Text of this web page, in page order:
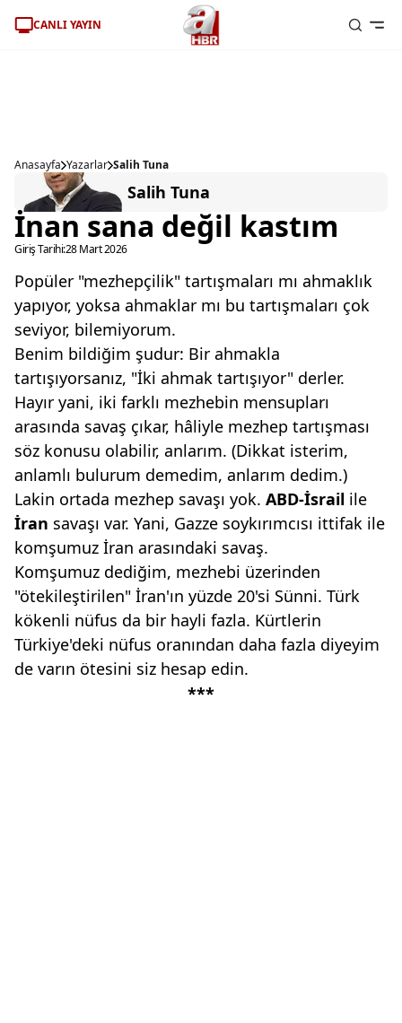
CANLI YAYIN
Anasayfa Yazarlar Salih Tuna
Salih Tuna
İnan sana değil kastım
Giriş Tarihi:28 Mart 2026
Popüler "mezhepçilik" tartışmaları mı ahmaklık
yapıyor, yoksa ahmaklar mı bu tartışmaları çok
seviyor, bilemiyorum.
Benim bildiğim şudur: Bir ahmakla
tartışıyorsanız, "İki ahmak tartışıyor" derler.
Hayır yani, iki farklı mezhebin mensupları
arasında savaş çıkar, hâliyle mezhep tartışması
söz konusu olabilir, anlarım. (Dikkat isterim,
anlamlı bulurum demedim, anlarım dedim.)
Lakin ortada mezhep savaşı yok. ABD-İsrail ile
İran savaşı var. Yani, Gazze soykırımcısı ittifak ile
komşumuz İran arasındaki savaş.
Komşumuz dediğim, mezhebi üzerinden
"ötekileştirilen" İran'ın yüzde 20'si Sünni. Türk
kökenli nüfus da bir hayli fazla. Kürtlerin
Türkiye'deki nüfus oranından daha fazla diyeyim
de varın ötesini siz hesap edin.
***